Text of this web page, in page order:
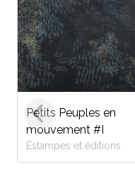
Petits Peuples en
mouvement #I
Estampes et éditions